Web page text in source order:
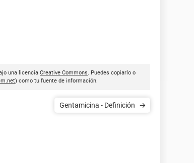
una licencia Creative Commons. Puedes copiarlo o
) como tu fuente de información.
Gentamicina - Definición